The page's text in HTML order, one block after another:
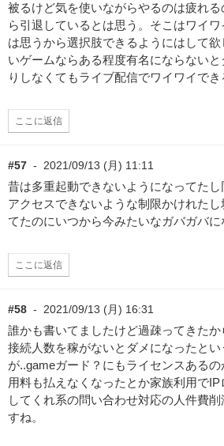
被るけど気を使いながらやるのは疲れ
ら引退しているとは思う。そこはワイ
は思うから選択肢できるようにはして
いゲームならある程度有名にならない
りしなくてもライブ配信でワイワイでき
ここに返信
#57 - 2021/09/13 (月) 11:11
昔は多重起動できないようになってた
アクセスできないような制限かけれた
てたのにいつから今みたいなガバガバに
ここに返信
#58 - 2021/09/13 (月) 16:31
誰かも書いてましたけど過疎ってきた
接続人数を稼がないとダメになったと
が..gameガード？にもライセンスある
用料も払えなくなったとか家族利用で
してくれ系の問い合わせ対応の人件費
すね。